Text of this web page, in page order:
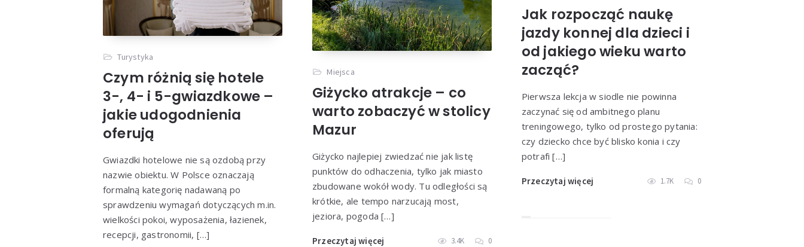
Jak rozpocząć naukę
jazdy konnej dla dzieci i
od jakiego wieku warto
zacząć?
Pierwsza lekcja w siodle nie powinna
zaczynać się od ambitnego planu
treningowego, tylko od prostego pytania:
czy dziecko chce być blisko konia i czy
potrafi […]
Przeczytaj więcej 1.7K 0
Turystyka
Czym różnią się hotele
3-, 4- i 5-gwiazdkowe –
jakie udogodnienia
oferują
Gwiazdki hotelowe nie są ozdobą przy
nazwie obiektu. W Polsce oznaczają
formalną kategorię nadawaną po
sprawdzeniu wymagań dotyczących m.in.
wielkości pokoi, wyposażenia, łazienek,
recepcji, gastronomii, […]
Miejsca
Giżycko atrakcje – co
warto zobaczyć w stolicy
Mazur
Giżycko najlepiej zwiedzać nie jak listę
punktów do odhaczenia, tylko jak miasto
zbudowane wokół wody. Tu odległości są
krótkie, ale tempo narzucają most,
jeziora, pogoda […]
Przeczytaj więcej 3.4K 0